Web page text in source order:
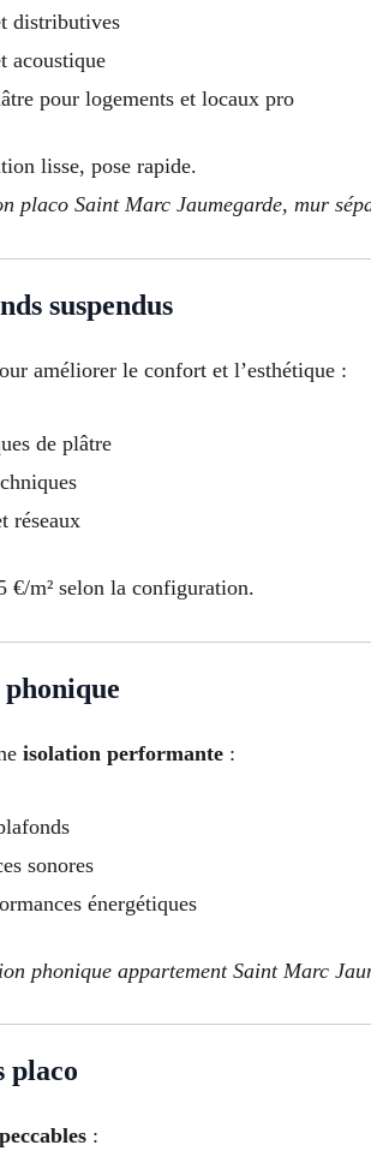
distributives
acoustique
pour logements et locaux pro
lisse, pose rapide.
placo Saint Marc Jaumegarde, mur
suspendus
améliorer le confort et l’esthétique :
de plâtre
réseaux
€/m² selon la configuration.
isolation performante :
sonores
énergétiques
phonique appartement Saint Marc
placo
: